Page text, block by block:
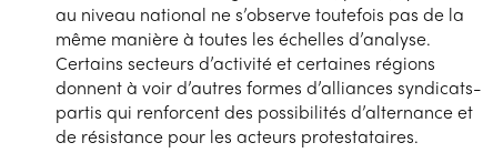
au niveau national ne s’observe toutefois pas de la
même manière à toutes les échelles d’analyse.
Certains secteurs d’activité et certaines régions
donnent à voir d’autres formes d’alliances syndicats-
partis qui renforcent des possibilités d’alternance et
de résistance pour les acteurs protestataires.